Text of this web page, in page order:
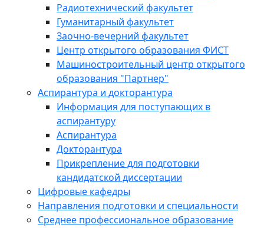
Радиотехнический факультет
Гуманитарный факультет
Заочно-вечерний факультет
Центр открытого образования ФИСТ
Машиностроительный центр открытого
образования "Партнер"
Аспирантура и докторантура
Информация для поступающих в
аспирантуру
Аспирантура
Докторантура
Прикрепление для подготовки
кандидатской диссертации
Цифровые кафедры
Направления подготовки и специальности
Среднее профессиональное образование